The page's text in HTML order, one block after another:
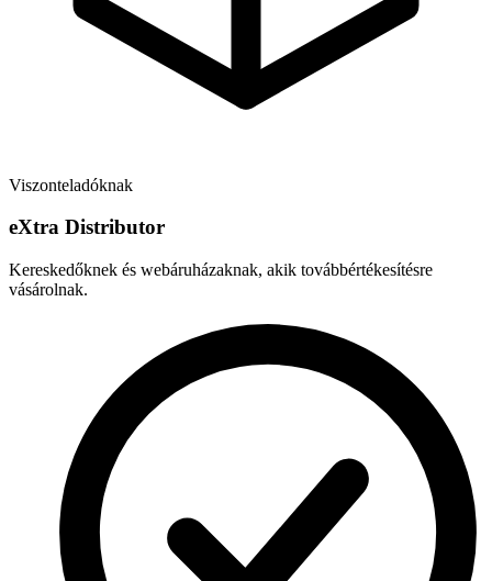
Viszonteladóknak
eXtra Distributor
Kereskedőknek és webáruházaknak, akik továbbértékesítésre
vásárolnak.